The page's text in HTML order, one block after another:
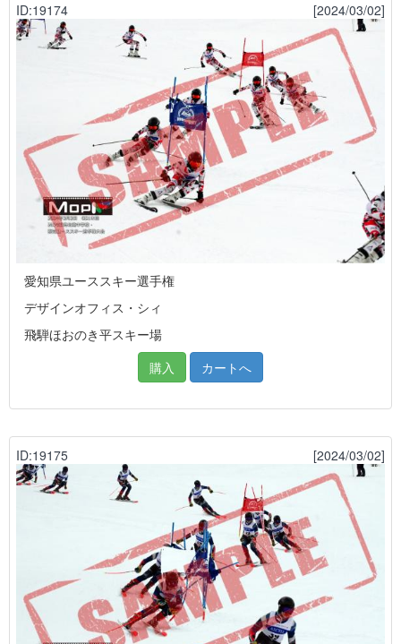
ID:19174 [2024/03/02]
愛知県ユーススキー選手権
デザインオフィス・シィ
飛騨ほおのき平スキー場
購入
カートへ
ID:19175 [2024/03/02]